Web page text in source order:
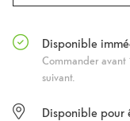
Disponible
Commander avant
suivant.
Disponible pour